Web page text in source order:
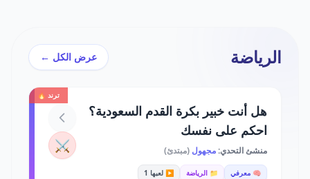
الرياضة عرض الكل ←
ترند 🔥
هل أنت خبير بكرة القدم السعودية؟
احكم على نفسك
منشئ التحدي:مجهول (مبتدئ)
🧠 معرفي 📁 الرياضة ▶️ لعبها 1
⚔️